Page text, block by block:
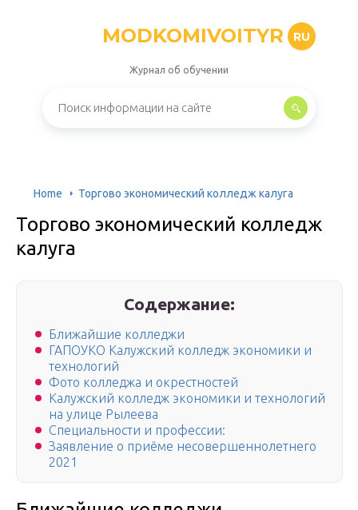
MODKOMIVOITYR RU
Журнал об обучении
Home Торгово экономический колледж калуга
Торгово экономический колледж
калуга
Содержание:
Ближайшие колледжи
ГАПОУКО Калужский колледж экономики и
технологий
Фото колледжа и окрестностей
Калужский колледж экономики и технологий
на улице Рылеева
Специальности и профессии:
Заявление о приёме несовершеннолетнего
2021